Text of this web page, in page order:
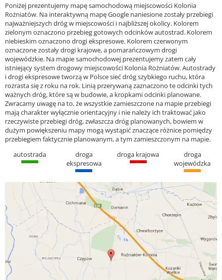
Poniżej prezentujemy mapę samochodową miejscowości Kolonia
Rożniatów. Na interaktywną mapę Google naniesione zostały przebiegi
najważniejszych dróg w miejscowości i najbliższej okolicy. Kolorem
zielonym oznaczono przebieg gotowych odcinków autostrad. Kolorem
niebieskim oznaczono drogi ekspresowe. Kolorem czerwonym
oznaczone zostały drogi krajowe, a pomarańczowym drogi
wojewódzkie. Na mapie samochodowej prezentujemy zatem cały
istniejący system drogowy miejscowości Kolonia Rożniatów. Autostrady
i drogi ekspresowe tworzą w Polsce sieć dróg szybkiego ruchu, która
rozrasta się z roku na rok. Linią przerywaną zaznaczono te odcinki tych
ważnych dróg, które są w budowie, a kropkami odcinki planowane.
Zwracamy uwagę na to, że wszystkie zamieszczone na mapie przebiegi
mają charakter wyłącznie orientacyjny i nie należy ich traktować jako
rzeczywiste przebiegi dróg, zwłaszcza dróg planowanych, bowiem w
dużym powiększeniu mapy mogą wystąpić znaczące różnice pomiędzy
przebiegiem faktycznie planowanym, a tym zamieszczonym na mapie.
autostrada
droga
ekspresowa
droga krajowa
droga
wojewódzka